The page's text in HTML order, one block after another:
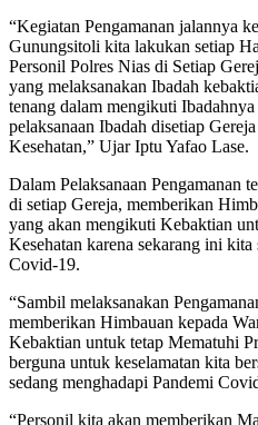
“Kegiatan Pengamanan jalannya
Gunungsitoli kita lakukan setiap
Personil Polres Nias di Setiap
yang melaksanakan Ibadah
tenang dalam mengikuti
pelaksanaan Ibadah disetiap
Kesehatan,” Ujar Iptu Yafao Lase.
Dalam Pelaksanaan Pengamanan
di setiap Gereja, memberikan
yang akan mengikuti Kebaktian
Kesehatan karena sekarang ini
Covid-19.
“Sambil melaksanakan
memberikan Himbauan kepada
Kebaktian untuk tetap Mematuhi
berguna untuk keselamatan kita
sedang menghadapi Pandemi
“Personil kita akan memberikan